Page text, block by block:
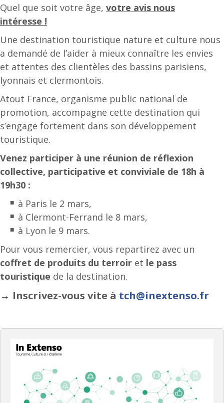
Quel que soit votre âge, votre avis nous
intéresse !
Une destination touristique nature et culture nous
a demandé de l’aider à mieux connaître les envies
et attentes des clientèles des bassins parisiens,
lyonnais et clermontois.
Atout France, organisme public national de
promotion, accompagne cette destination qui
s’engage fortement dans son développement
touristique.
Venez participer à une réunion de réflexion
collective, participative et conviviale de 18h à
19h30 :
à Paris le 2 mars,
à Clermont-Ferrand le 8 mars,
à Lyon le 9 mars.
Pour vous remercier, vous repartirez avec un
coffret de produits du terroir et le pass
touristique de la destination.
→ Inscrivez-vous vite à tch@inextenso.fr